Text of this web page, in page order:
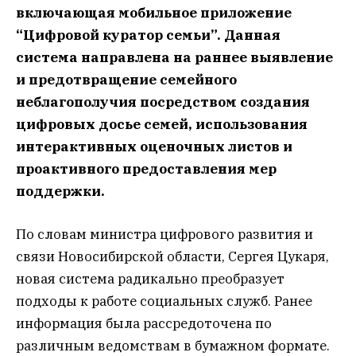
включающая мобильное приложение
“Цифровой куратор семьи”. Данная
система направлена на раннее выявление
и предотвращение семейного
неблагополучия посредством создания
цифровых досье семей, использования
интерактивных оценочных листов и
проактивного предоставления мер
поддержки.
По словам министра цифрового развития и
связи Новосибирской области, Сергея Цукаря,
новая система радикально преобразует
подходы к работе социальных служб. Ранее
информация была рассредоточена по
различным ведомствам в бумажном формате.